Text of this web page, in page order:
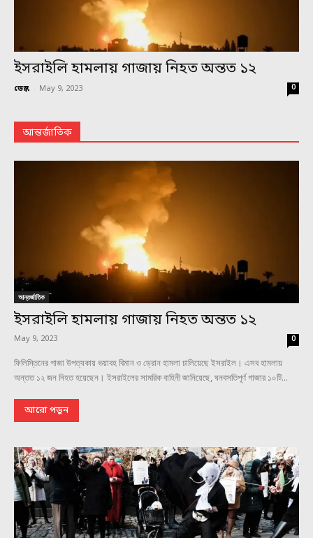
ইসরাইলি হামলায় গাজায় নিহত অন্তত ১২
ডেস্ক - May 9, 2023 0
আন্তর্জাতিক
আন্তর্জাতিক
ইসরাইলি হামলায় গাজায় নিহত অন্তত ১২
May 9, 2023 0
ফিলিস্তিনের গাজা উপত্যকায় ভয়াবহ বিমান ও ড্রোন হামলা চালিয়েছে ইসরাইল। এসব হামলায়
অন্তত ১২ জন নিহত হয়েছেন। ইসরাইলের সামরিক বাহিনী জানিয়েছে, ঘনবসতিপূর্ণ গাজার ১০টি...
আরো পড়ুন